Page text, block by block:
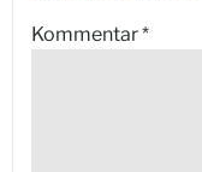
Kommentar*